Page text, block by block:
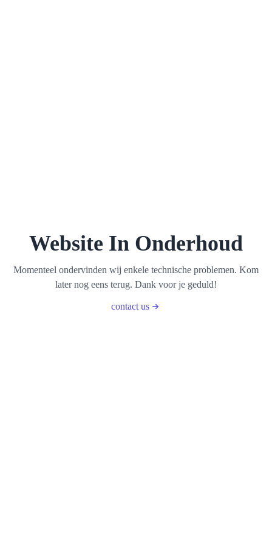
Website In Onderhoud
Momenteel ondervinden wij enkele technische problemen. Kom
later nog eens terug. Dank voor je geduld!
contact us